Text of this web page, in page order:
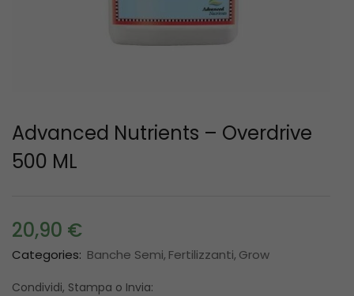
Advanced Nutrients – Overdrive
500 ML
20,90 €
Categories: Banche Semi Fertilizzanti Grow
Condividi, Stampa o Invia: